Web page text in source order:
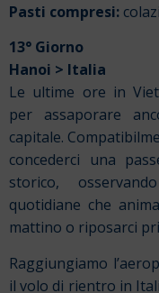
Pasti compresi:
13° Giorno
Hanoi > Italia
Le ultime ore in
per assaporare
capitale.
concederci una
storico,
quotidiane che
mattino o riposarci
Raggiungiamo
il volo di rientro in